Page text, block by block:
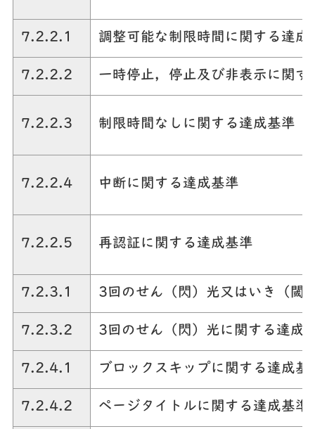
7.2.2.1 調整可能な制限時間に関する達成
7.2.2.2 一時停止，停止及び非表示に関す
7.2.2.3 制限時間なしに関する達成基準
7.2.2.4 中断に関する達成基準
7.2.2.5 再認証に関する達成基準
7.2.3.1 3回のせん（閃）光又はいき（閾
7.2.3.2 3回のせん（閃）光に関する達成
7.2.4.1 ブロックスキップに関する達成基
7.2.4.2 ページタイトルに関する達成基準